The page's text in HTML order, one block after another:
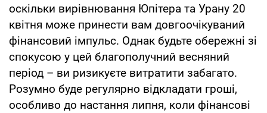
оскільки вирівнювання Юпітера та Урану 20
квітня може принести вам довгоочікуваний
фінансовий імпульс. Однак будьте обережні зі
спокусою у цей благополучний весняний
період – ви ризикуєте витратити забагато.
Розумно буде регулярно відкладати гроші,
особливо до настання липня, коли фінансові